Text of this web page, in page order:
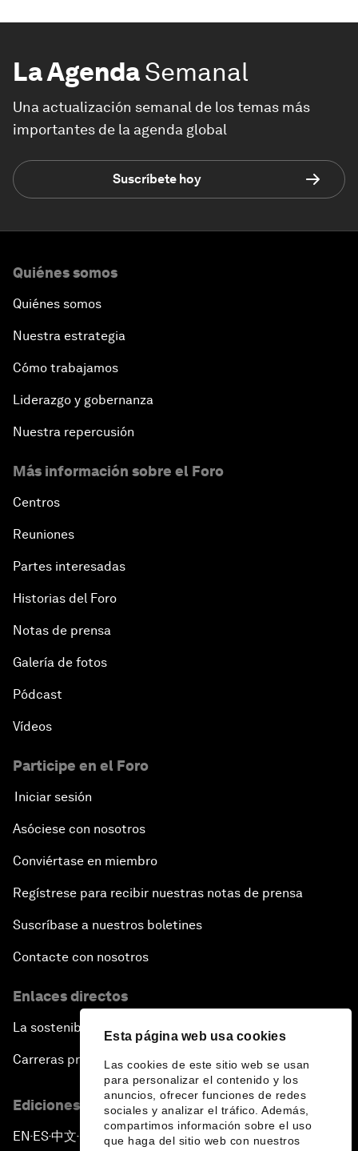
Esta página web usa cookies
Las cookies de este sitio web se usan
para personalizar el contenido y los
anuncios, ofrecer funciones de redes
sociales y analizar el tráfico. Además,
compartimos información sobre el uso
que haga del sitio web con nuestros
La AgendaSemanal
Una actualización semanal de los temas más
importantes de la agenda global
Suscríbete hoy
Quiénes somos
Quiénes somos
Nuestra estrategia
Cómo trabajamos
Liderazgo y gobernanza
Nuestra repercusión
Más información sobre el Foro
Centros
Reuniones
Partes interesadas
Historias del Foro
Notas de prensa
Galería de fotos
Pódcast
Vídeos
Participe en el Foro
Iniciar sesión
Asóciese con nosotros
Conviértase en miembro
Regístrese para recibir nuestras notas de prensa
Suscríbase a nuestros boletines
Contacte con nosotros
Enlaces directos
La sostenibilidad en el Foro
Carreras profesionales
Ediciones en otros idiomas
EN ▪ES▪中文▪ 日本語